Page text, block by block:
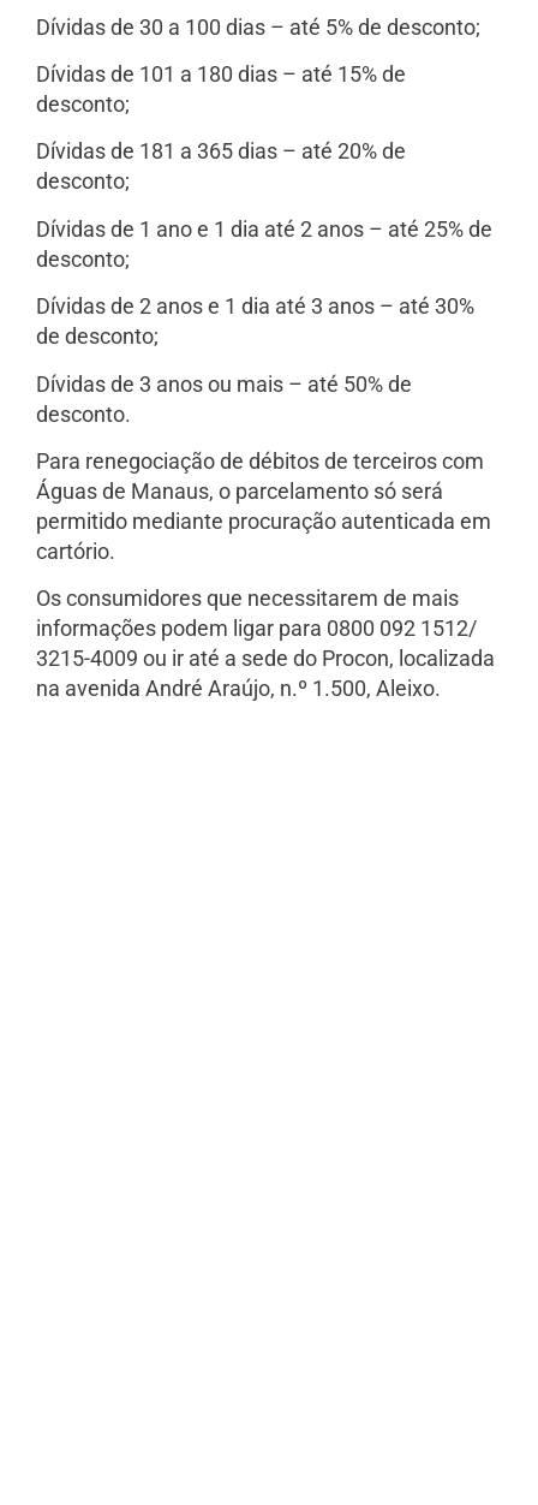
Dívidas de 30 a 100 dias – até 5% de desconto;
Dívidas de 101 a 180 dias – até 15% de
desconto;
Dívidas de 181 a 365 dias – até 20% de
desconto;
Dívidas de 1 ano e 1 dia até 2 anos – até 25% de
desconto;
Dívidas de 2 anos e 1 dia até 3 anos – até 30%
de desconto;
Dívidas de 3 anos ou mais – até 50% de
desconto.
Para renegociação de débitos de terceiros com
Águas de Manaus, o parcelamento só será
permitido mediante procuração autenticada em
cartório.
Os consumidores que necessitarem de mais
informações podem ligar para 0800 092 1512/
3215-4009 ou ir até a sede do Procon, localizada
na avenida André Araújo, n.º 1.500, Aleixo.